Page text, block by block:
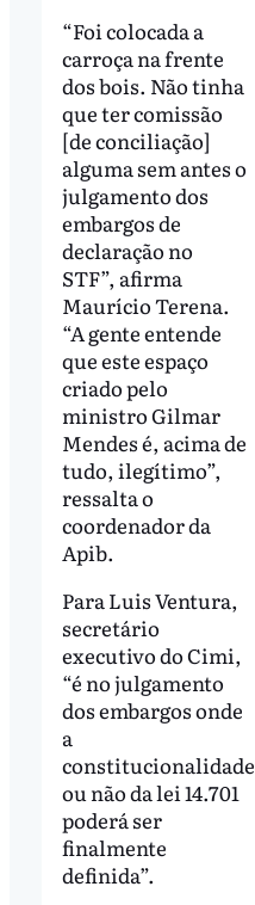
“Foi colocada a
carroça na frente
dos bois. Não tinha
que ter comissão
[de conciliação]
alguma sem antes o
julgamento dos
embargos de
declaração no
STF”, afirma
Maurício Terena.
“A gente entende
que este espaço
criado pelo
ministro Gilmar
Mendes é, acima de
tudo, ilegítimo”,
ressalta o
coordenador da
Apib.
Para Luis Ventura,
secretário
executivo do Cimi,
“é no julgamento
dos embargos onde
a
constitucionalidade
ou não da lei 14.701
poderá ser
finalmente
definida”.